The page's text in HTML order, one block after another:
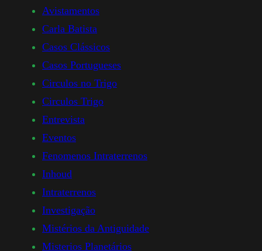
Avistamentos
Carla Batista
Casos Clássicos
Casos Portugueses
Circulos no Trigo
Circulos Trigo
Entrevista
Eventos
Fenomenos Intraterrenos
Inhoud
Intraterrenos
Investigação
Mistérios da Antiguidade
Misterios Planetários